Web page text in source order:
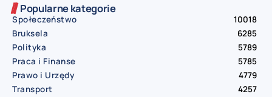
Popularne kategorie
Społeczeństwo
10018
Bruksela
6285
Polityka
5789
Praca i Finanse
5785
Prawo i Urzędy
4779
Transport
4257